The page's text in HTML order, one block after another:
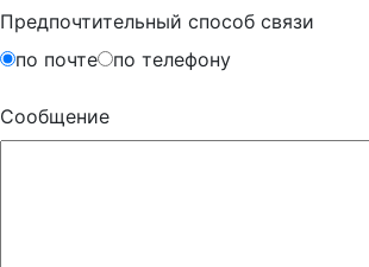
Предпочтительный способ связи
по почте
по телефону
Сообщение